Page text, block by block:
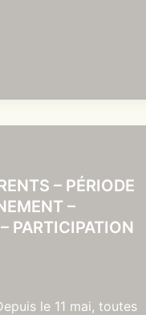
– PÉRIODE
–
PARTICIPATION
le 11 mai, toutes